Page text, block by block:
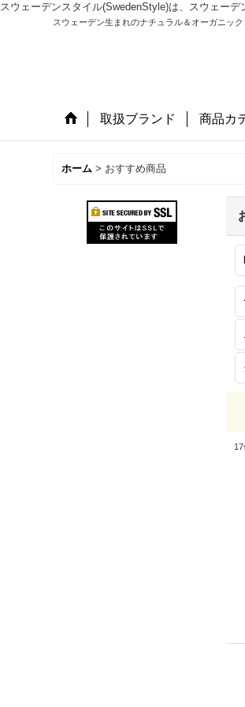
スウェーデンスタイル(SwedenStyle)は、スウェー
スウェーデン生まれのナチュラル＆オーガニッ
取扱ブランド 商品カ
ホーム > おすすめ商品
17